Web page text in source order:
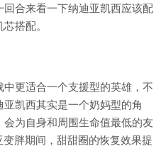
合来看一下纳迪亚凯西应该配
搭配。
更适合一个支援型的英雄，不
凯西其实是一个奶妈型的角
为自身和周围生命值最低的友
胖期间，甜甜圈的恢复效果提